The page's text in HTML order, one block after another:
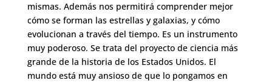
mismas. Además nos permitirá comprender mejor
cómo se forman las estrellas y galaxias, y cómo
evolucionan a través del tiempo. Es un instrumento
muy poderoso. Se trata del proyecto de ciencia más
grande de la historia de los Estados Unidos. El
mundo está muy ansioso de que lo pongamos en